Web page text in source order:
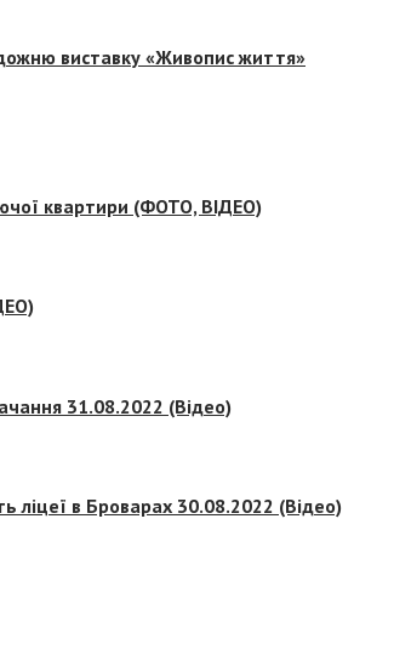
виставку «Живопис життя»
квартири (ФОТО, ВІДЕО)
31.08.2022 (Відео)
ліцеї в Броварах 30.08.2022 (Відео)